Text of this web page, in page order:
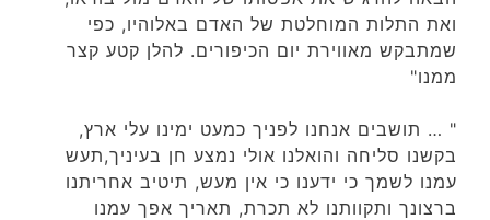
ואת התלות המוחלטת של האדם באלוהיו, כפי
שמתבקש מאווירת יום הכיפורים. להלן קטע קצר
ממנו"
" … תושבים אנחנו לפניך כמעט ימינו עלי ארץ,
בקשנו סליחה והואלנו אולי נמצע חן בעיניך,תעש
עמנו לשמך כי ידענו כי אין מעש, תיטיב אחריתנו
ברצונך ותקוותנו לא תכרת, תאריך אפך עמנו